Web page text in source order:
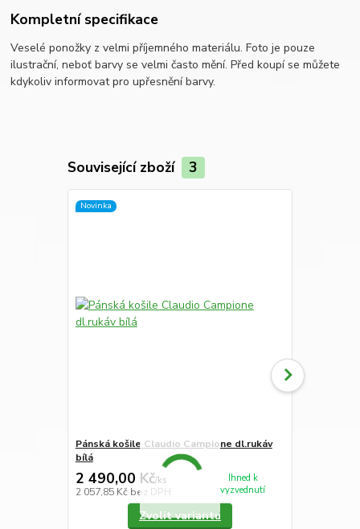
Kompletní specifikace
Veselé ponožky z velmi příjemného materiálu. Foto je pouze
ilustrační, neboť barvy se velmi často mění. Před koupí se můžete
kdykoliv informovat pro upřesnění barvy.
Související zboží 3
Novinka
Pánská košile Claudio Campione dl.rukáv
bílá
2 490,00 Kč/ks
2 057,85 Kč bez DPH
Ihned k
vyzvednutí
Zvolit variantu